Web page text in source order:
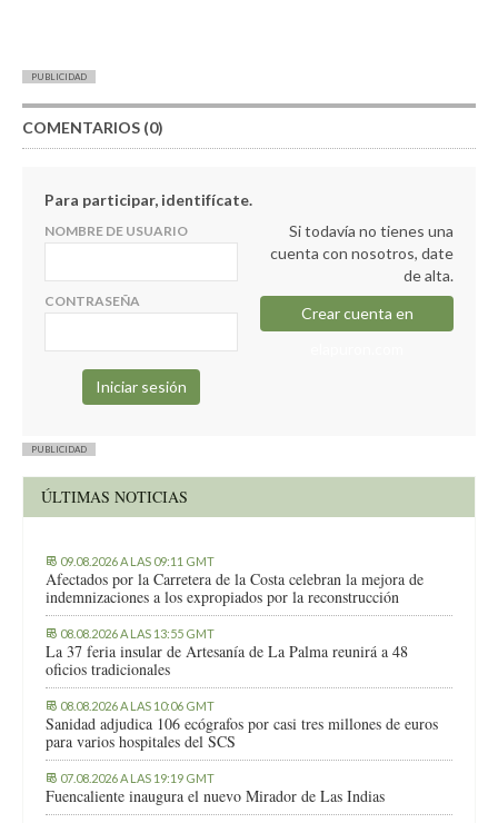
PUBLICIDAD
COMENTARIOS (0)
Para participar, identifícate.
NOMBRE DE USUARIO
CONTRASEÑA
Si todavía no tienes una
cuenta con nosotros, date
de alta.
Crear cuenta en
PUBLICIDAD
ÚLTIMAS NOTICIAS
09.08.2026 A LAS 09:11 GMT
Afectados por la Carretera de la Costa celebran la mejora de
indemnizaciones a los expropiados por la reconstrucción
08.08.2026 A LAS 13:55 GMT
La 37 feria insular de Artesanía de La Palma reunirá a 48
oficios tradicionales
08.08.2026 A LAS 10:06 GMT
Sanidad adjudica 106 ecógrafos por casi tres millones de euros
para varios hospitales del SCS
07.08.2026 A LAS 19:19 GMT
Fuencaliente inaugura el nuevo Mirador de Las Indias